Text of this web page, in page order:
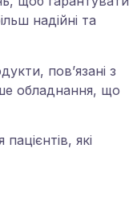
надійні та
пов’язані з
обладнання, що
які